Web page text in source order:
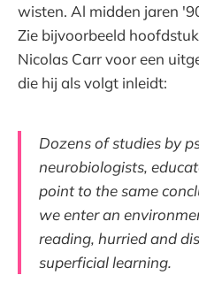
wisten. Al midden jaren
Zie bijvoorbeeld
Nicolas Carr voor een
die hij als volgt inleidt:
Dozens of studies by
neurobiologists,
point to the same
we enter an
reading, hurried and
superficial learning.